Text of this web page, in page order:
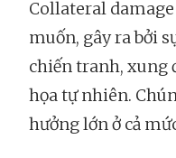
Collateral
muốn, gây ra bởi
chiến tranh, xung
họa tự nhiên.
hưởng lớn ở cả